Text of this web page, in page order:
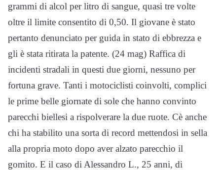
grammi di alcol per litro di sangue, quasi tre volte
oltre il limite consentito di 0,50. Il giovane è stato
pertanto denunciato per guida in stato di ebbrezza e
gli è stata ritirata la patente. (24 mag) Raffica di
incidenti stradali in questi due giorni, nessuno per
fortuna grave. Tanti i motociclisti coinvolti, complici
le prime belle giornate di sole che hanno convinto
parecchi biellesi a rispolverare la due ruote. Cè anche
chi ha stabilito una sorta di record mettendosi in sella
alla propria moto dopo aver alzato parecchio il
gomito. E il caso di Alessandro L., 25 anni, di